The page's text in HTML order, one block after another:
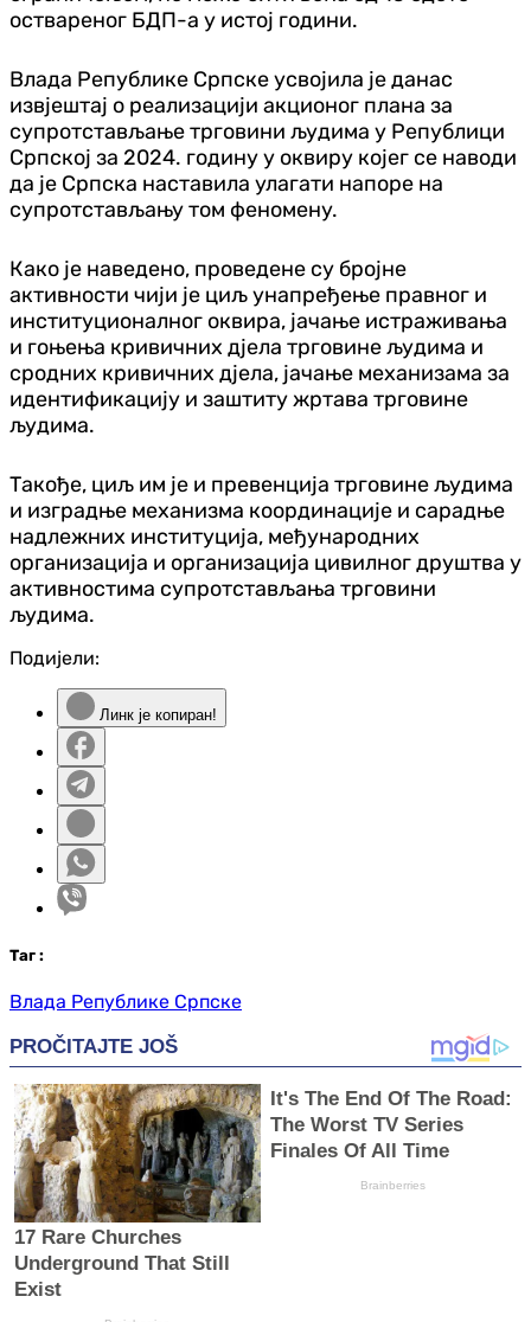
оствареног БДП-а у истој години.
Влада Републике Српске усвојила је данас
извјештај о реализацији акционог плана за
супротстављање трговини људима у Републици
Српској за 2024. годину у оквиру којег се наводи
да је Српска наставила улагати напоре на
супротстављању том феномену.
Како је наведено, проведене су бројне
активности чији је циљ унапређење правног и
институционалног оквира, јачање истраживања
и гоњења кривичних дјела трговине људима и
сродних кривичних дјела, јачање механизама за
идентификацију и заштиту жртава трговине
људима.
Такође, циљ им је и превенција трговине људима
и изградње механизма координације и сарадње
надлежних институција, међународних
организација и организација цивилног друштва у
активностима супротстављања трговини
људима.
Подијели:
Линк је копиран!
Таг :
Влада Републике Српске